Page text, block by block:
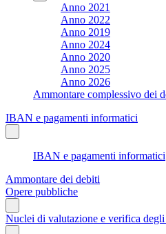
Anno 2021
Anno 2022
Anno 2019
Anno 2024
Anno 2020
Anno 2025
Anno 2026
Ammontare complessivo dei
IBAN e pagamenti informatici
IBAN e pagamenti informatici
Ammontare dei debiti
Opere pubbliche
Nuclei di valutazione e verifica